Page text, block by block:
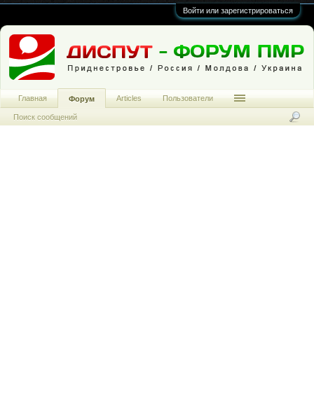
Войти или зарегистрироваться
Главная Форум
Поиск сообщений
Articles Пользователи